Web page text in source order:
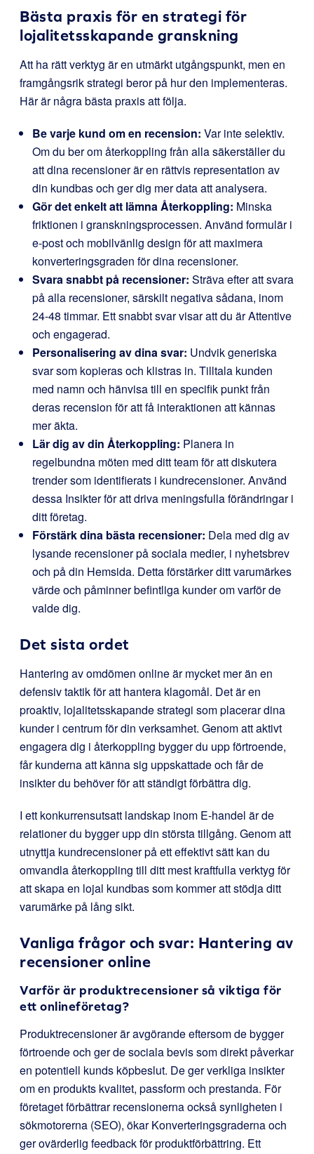
Bästa praxis för en strategi för
lojalitetsskapande granskning
Att ha rätt verktyg är en utmärkt utgångspunkt, men en
framgångsrik strategi beror på hur den implementeras.
Här är några bästa praxis att följa.
Be varje kund om en recension: Var inte selektiv.
Om du ber om återkoppling från alla säkerställer du
att dina recensioner är en rättvis representation av
din kundbas och ger dig mer data att analysera.
Gör det enkelt att lämna Återkoppling: Minska
friktionen i granskningsprocessen. Använd formulär i
e-post och mobilvänlig design för att maximera
konverteringsgraden för dina recensioner.
Svara snabbt på recensioner: Sträva efter att svara
på alla recensioner, särskilt negativa sådana, inom
24-48 timmar. Ett snabbt svar visar att du är Attentive
och engagerad.
Personalisering av dina svar: Undvik generiska
svar som kopieras och klistras in. Tilltala kunden
med namn och hänvisa till en specifik punkt från
deras recension för att få interaktionen att kännas
mer äkta.
Lär dig av din Återkoppling: Planera in
regelbundna möten med ditt team för att diskutera
trender som identifierats i kundrecensioner. Använd
dessa Insikter för att driva meningsfulla förändringar i
ditt företag.
Förstärk dina bästa recensioner: Dela med dig av
lysande recensioner på sociala medier, i nyhetsbrev
och på din Hemsida. Detta förstärker ditt varumärkes
värde och påminner befintliga kunder om varför de
valde dig.
Det sista ordet
Hantering av omdömen online är mycket mer än en
defensiv taktik för att hantera klagomål. Det är en
proaktiv, lojalitetsskapande strategi som placerar dina
kunder i centrum för din verksamhet. Genom att aktivt
engagera dig i återkoppling bygger du upp förtroende,
får kunderna att känna sig uppskattade och får de
insikter du behöver för att ständigt förbättra dig.
I ett konkurrensutsatt landskap inom E-handel är de
relationer du bygger upp din största tillgång. Genom att
utnyttja kundrecensioner på ett effektivt sätt kan du
omvandla återkoppling till ditt mest kraftfulla verktyg för
att skapa en lojal kundbas som kommer att stödja ditt
varumärke på lång sikt.
Vanliga frågor och svar: Hantering av
recensioner online
Varför är produktrecensioner så viktiga för
ett onlineföretag?
Produktrecensioner är avgörande eftersom de bygger
förtroende och ger de sociala bevis som direkt påverkar
en potentiell kunds köpbeslut. De ger verkliga insikter
om en produkts kvalitet, passform och prestanda. För
företaget förbättrar recensionerna också synligheten i
sökmotorerna (SEO), ökar Konverteringsgraderna och
ger ovärderlig feedback för produktförbättring. Ett